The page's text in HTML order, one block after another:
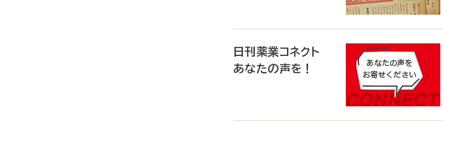
日刊薬業コネクト
あなたの声を！